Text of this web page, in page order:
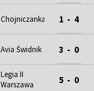
Chojniczanka 1 - 4
Avia Świdnik 3 - 0
Legia II
Warszawa
5 - 0